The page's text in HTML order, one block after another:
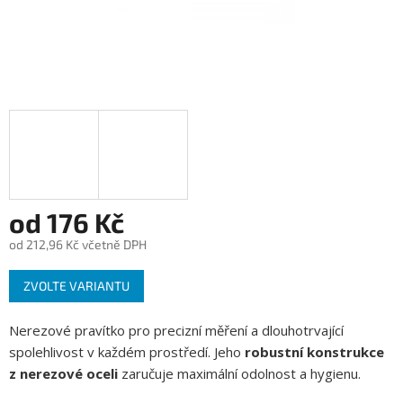
od 176 Kč
od 212,96 Kčvčetně DPH
Měrná
cena:
ZVOLTE VARIANTU
Nerezové pravítko pro precizní měření a dlouhotrvající
spolehlivost v každém prostředí. Jeho robustní konstrukce
z nerezové oceli zaručuje maximální odolnost a hygienu.